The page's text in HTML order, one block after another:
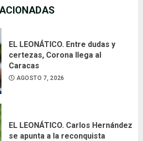
EL LEONÁTICO. Entre dudas y
certezas, Corona llega al
Caracas
AGOSTO 7, 2026
EL LEONÁTICO. Carlos Hernández
se apunta a la reconquista